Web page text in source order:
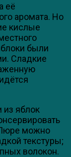
её
аромата. Но
кислые
были
Сладкие
из яблок
Пюре можно
текстуры;
волокон.